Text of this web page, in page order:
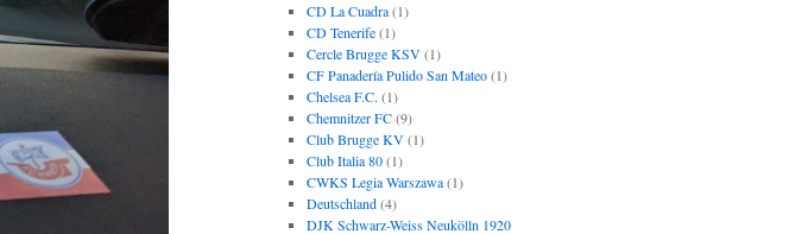
CD La Cuadra(1)
CD Tenerife(1)
Cercle Brugge KSV(1)
CF Panadería Pulido San Mateo(1)
Chelsea F.C. (1)
Chemnitzer FC(9)
Club Brugge KV(1)
Club Italia 80(1)
CWKS Legia Warszawa(1)
Deutschland(4)
DJK Schwarz-Weiss Neukölln 1920